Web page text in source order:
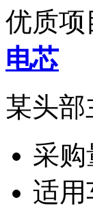
优质项
电芯
某头部
采购
适用